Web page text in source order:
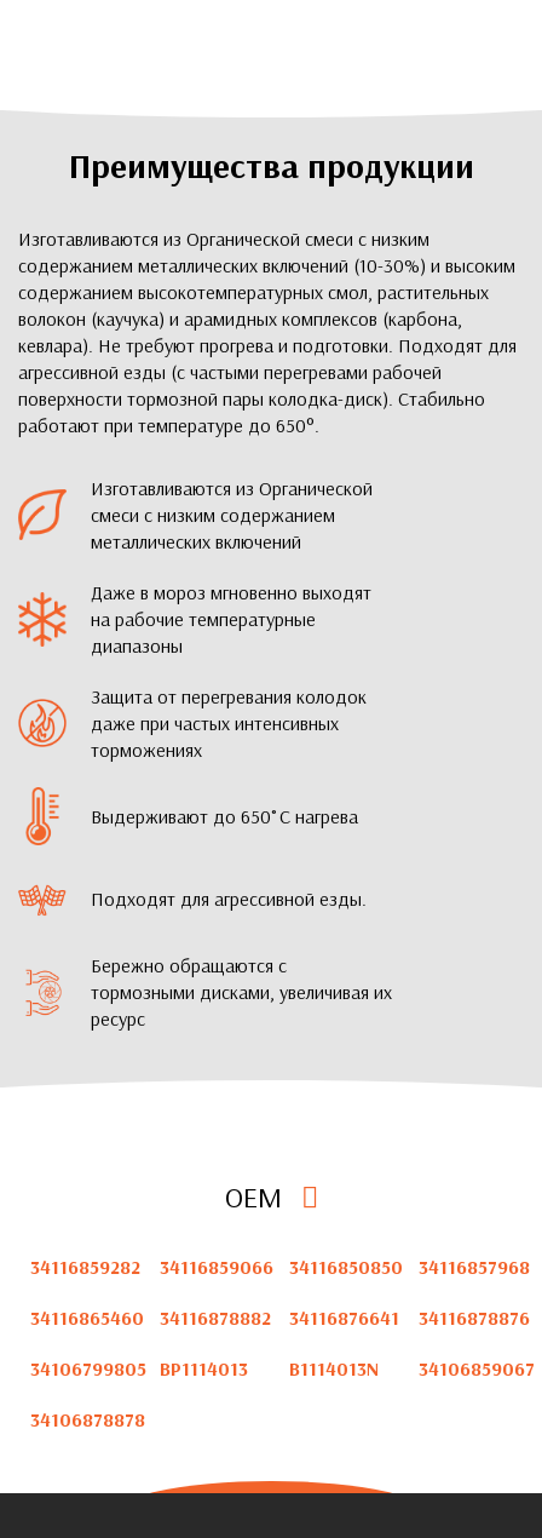
Преимущества продукции
Изготавливаются из Органической смеси с низким
содержанием металлических включений (10-30%) и высоким
содержанием высокотемпературных смол, растительных
волокон (каучука) и арамидных комплексов (карбона,
кевлара). Не требуют прогрева и подготовки. Подходят для
агрессивной езды (с частыми перегревами рабочей
поверхности тормозной пары колодка-диск). Стабильно
работают при температуре до 650°.
Изготавливаются из Органической
смеси с низким содержанием
металлических включений
Даже в мороз мгновенно выходят
на рабочие температурные
диапазоны
Защита от перегревания колодок
даже при частых интенсивных
торможениях
Выдерживают до 650˚С нагрева
Подходят для агрессивной езды.
Бережно обращаются с
тормозными дисками, увеличивая их
ресурс
OEM
34116859282 34116859066 34116850850 34116857968
34116865460 34116878882 34116876641 34116878876
34106799805 BP1114013 B1114013N 34106859067
34106878878